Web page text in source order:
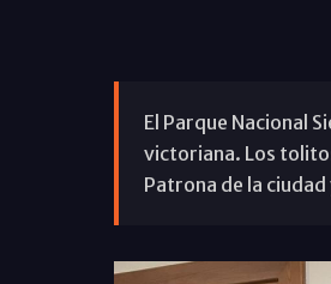
El Parque Nacional
victoriana. Los
Patrona de la